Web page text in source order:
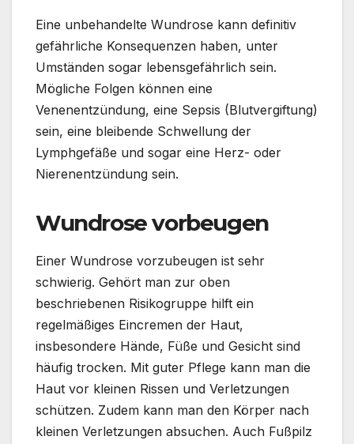
Eine unbehandelte Wundrose kann definitiv
gefährliche Konsequenzen haben, unter
Umständen sogar lebensgefährlich sein.
Mögliche Folgen können eine
Venenentzündung, eine Sepsis (Blutvergiftung)
sein, eine bleibende Schwellung der
Lymphgefäße und sogar eine Herz- oder
Nierenentzündung sein.
Wundrose vorbeugen
Einer Wundrose vorzubeugen ist sehr
schwierig. Gehört man zur oben
beschriebenen Risikogruppe hilft ein
regelmäßiges Eincremen der Haut,
insbesondere Hände, Füße und Gesicht sind
häufig trocken. Mit guter Pflege kann man die
Haut vor kleinen Rissen und Verletzungen
schützen. Zudem kann man den Körper nach
kleinen Verletzungen absuchen. Auch Fußpilz